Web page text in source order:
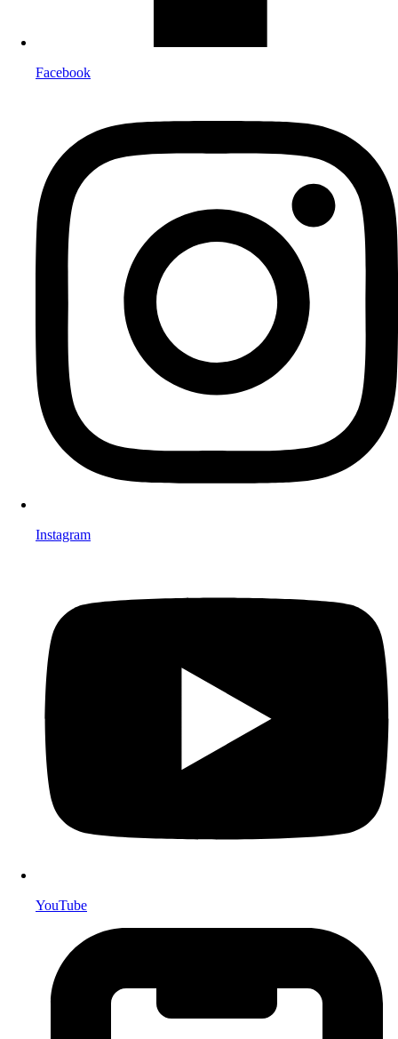
Facebook
Instagram
YouTube